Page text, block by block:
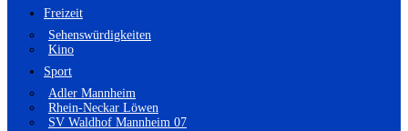
Freizeit
Sehenswürdigkeiten
Kino
Sport
Adler Mannheim
Rhein-Neckar Löwen
SV Waldhof Mannheim 07